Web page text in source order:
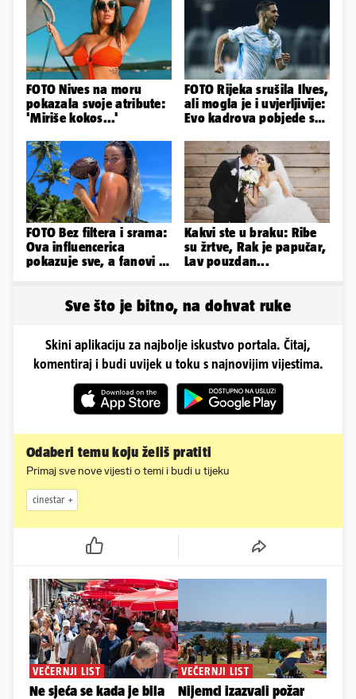
FOTO Nives na moru
pokazala svoje atribute:
'Miriše kokos...'
FOTO Rijeka srušila Ilves,
ali mogla je i uvjerljivije:
Evo kadrova pobjede s
FOTO Bez filtera i srama:
Ova influencerica
pokazuje sve, a fanovi je
Kakvi ste u braku: Ribe
su žrtve, Rak je papučar,
Lav pouzdan...
Sve što je bitno, na dohvat ruke
Skini aplikaciju za najbolje iskustvo portala. Čitaj,
komentiraj i budi uvijek u toku s najnovijim vijestima.
Odaberi temu koju želiš pratiti
Primaj sve nove vijesti o temi i budi u tijeku
cinestar